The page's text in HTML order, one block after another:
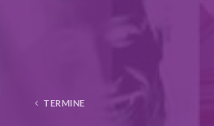
TERMINE